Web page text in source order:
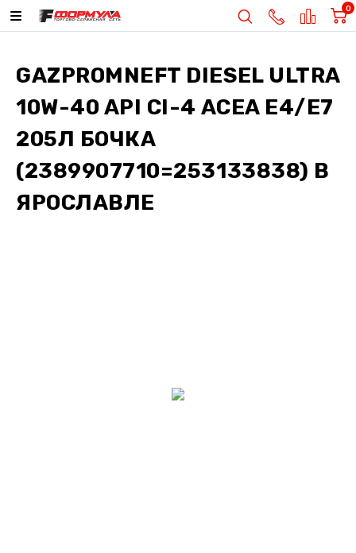
0
GAZPROMNEFT DIESEL ULTRA
10W-40 API CI-4 ACEA E4/E7
205Л БОЧКА
(2389907710=253133838) В
ЯРОСЛАВЛЕ